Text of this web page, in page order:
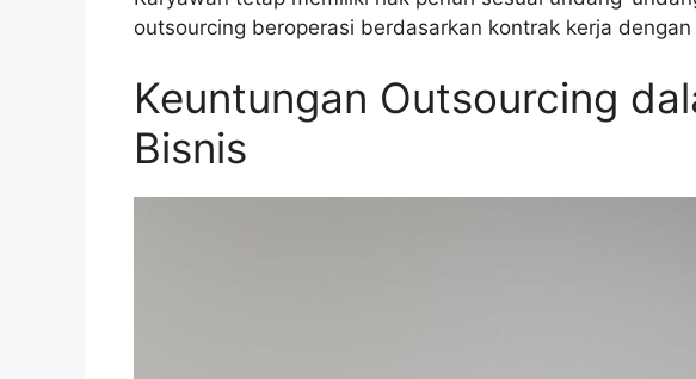
outsourcing beroperasi berdasarkan kontrak kerja
Keuntungan Outsourcing
Bisnis